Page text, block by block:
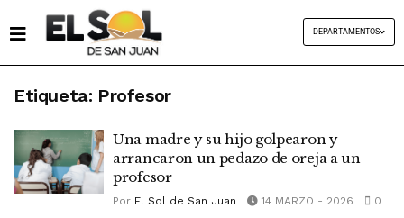
DEPARTAMENTOS
Etiqueta: Profesor
Una madre y su hijo golpearon y
arrancaron un pedazo de oreja a un
profesor
Por El Sol de San Juan 14 MARZO - 2026 0